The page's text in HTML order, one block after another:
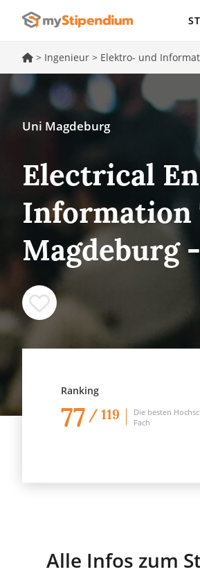
> Ingenieur > Elektro- und
Uni Magdeburg
Electrical
Information
Magdeburg
Ranking
77 / 119
Die besten
Fach
Alle Infos zum